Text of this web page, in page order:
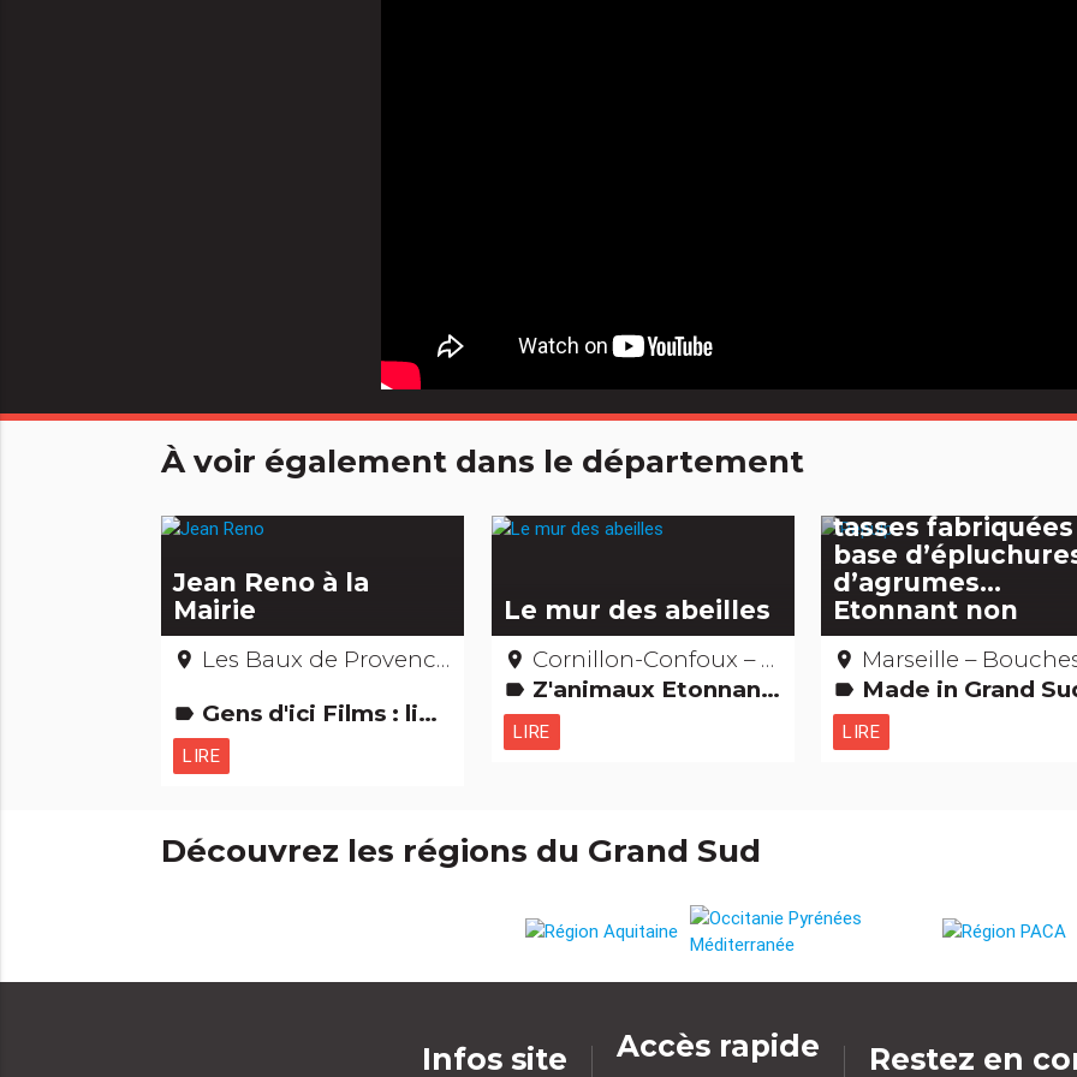
À voir également dans le département
Jean Reno à la
Mairie
place Les Baux de Provence – Bouches-du-Rhône
label Gens d'ici Films : lieux de tournage
LIRE
Le mur des abeilles
place Cornillon-Confoux – Bouches-du-Rhône
label Z'animaux Etonnant... non ?
LIRE
tasses fabriquées
base
d’agrumes…
Etonnant non
place Marseille – Bouches-du-
label Made in Grand Sud Etonnant... non ? Gens
LIRE
Découvrez les régions du Grand Sud
Infos site Accès rapide Restez en